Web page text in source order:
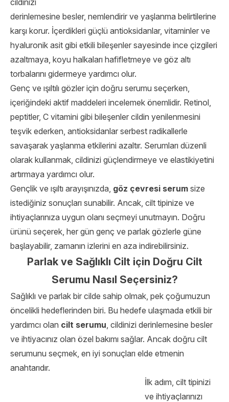
cildinizi
derinlemesine besler, nemlendirir ve yaşlanma belirtilerine
karşı korur. İçerdikleri güçlü antioksidanlar, vitaminler ve
hyaluronik asit gibi etkili bileşenler sayesinde ince çizgileri
azaltmaya, koyu halkaları hafifletmeye ve göz altı
torbalarını gidermeye yardımcı olur.
Genç ve ışıltılı gözler için doğru serumu seçerken,
içeriğindeki aktif maddeleri incelemek önemlidir. Retinol,
peptitler, C vitamini gibi bileşenler cildin yenilenmesini
teşvik ederken, antioksidanlar serbest radikallerle
savaşarak yaşlanma etkilerini azaltır. Serumları düzenli
olarak kullanmak, cildinizi güçlendirmeye ve elastikiyetini
artırmaya yardımcı olur.
Gençlik ve ışıltı arayışınızda, göz çevresi serum size
istediğiniz sonuçları sunabilir. Ancak, cilt tipinize ve
ihtiyaçlarınıza uygun olanı seçmeyi unutmayın. Doğru
ürünü seçerek, her gün genç ve parlak gözlerle güne
başlayabilir, zamanın izlerini en aza indirebilirsiniz.
Parlak ve Sağlıklı Cilt için Doğru Cilt
Serumu Nasıl Seçersiniz?
Sağlıklı ve parlak bir cilde sahip olmak, pek çoğumuzun
öncelikli hedeflerinden biri. Bu hedefe ulaşmada etkili bir
yardımcı olan cilt serumu, cildinizi derinlemesine besler
ve ihtiyacınız olan özel bakımı sağlar. Ancak doğru cilt
serumunu seçmek, en iyi sonuçları elde etmenin
anahtarıdır.
İlk adım, cilt tipinizi
ve ihtiyaçlarınızı